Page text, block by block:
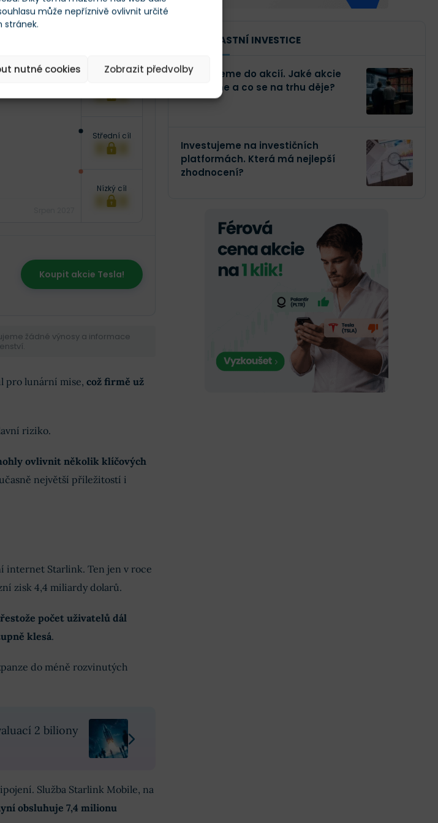
může nepříznivě ovlivnit určité
stránek.
nutné cookies Zobrazit předvolby
$320,5
XXX
Střední cíl
XXX
Nízký cíl
XXX
Koupit akcie Tesla!
žádné výnosy a informace
pro lunární mise, což firmě už
riziko.
ovlivnit několik klíčových
největší příležitostí i
internet Starlink. Ten jen v roce
zisk 4,4 miliardy dolarů.
počet uživatelů dál
klesá.
do méně rozvinutých
2 biliony
Služba Starlink Mobile, na
obsluhuje 7,4 milionu
NAŠE VLASTNÍ INVESTICE
Investujeme do akcií. Jaké akcie
kupujeme a co se na trhu děje?
Investujeme na investičních
platformách. Která má nejlepší
zhodnocení?